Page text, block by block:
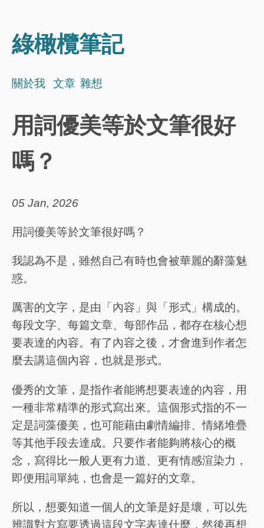
綠橄欖筆記
關於我 文章 雜想
用詞優美等於文筆很好
嗎？
05 Jan, 2026
用詞優美等於文筆很好嗎？
我認為不是，雖然自己有時也會被華麗的辭藻魅
惑。
厲害的文字，是由「內容」與「形式」構成的。
每段文字、每篇文章、每部作品，都存在核心想
要表達的內容。有了內容之後，才會進到作者怎
麼去講這個內容，也就是形式。
優秀的文筆，是指作者能將想要表達的內容，用
一種非常精準的形式寫出來。這個形式指的不一
定是詞藻優美，也可能藉由劇情編排、情緒堆疊
等其他手段去達成。只要作者能夠將核心的概
念，寫得比一般人更有力道、更有情感渲染力，
即便用詞單純，也會是一篇好的文章。
所以，想要知道一個人的文筆是好是壞，可以先
辨識對方寫要透過這段文字表達什麼，然後再想